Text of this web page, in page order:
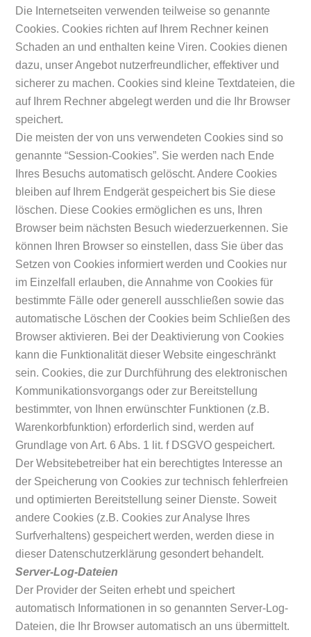
Die Internetseiten verwenden teilweise so genannte
Cookies. Cookies richten auf Ihrem Rechner keinen
Schaden an und enthalten keine Viren. Cookies dienen
dazu, unser Angebot nutzerfreundlicher, effektiver und
sicherer zu machen. Cookies sind kleine Textdateien, die
auf Ihrem Rechner abgelegt werden und die Ihr Browser
speichert.
Die meisten der von uns verwendeten Cookies sind so
genannte “Session-Cookies”. Sie werden nach Ende
Ihres Besuchs automatisch gelöscht. Andere Cookies
bleiben auf Ihrem Endgerät gespeichert bis Sie diese
löschen. Diese Cookies ermöglichen es uns, Ihren
Browser beim nächsten Besuch wiederzuerkennen. Sie
können Ihren Browser so einstellen, dass Sie über das
Setzen von Cookies informiert werden und Cookies nur
im Einzelfall erlauben, die Annahme von Cookies für
bestimmte Fälle oder generell ausschließen sowie das
automatische Löschen der Cookies beim Schließen des
Browser aktivieren. Bei der Deaktivierung von Cookies
kann die Funktionalität dieser Website eingeschränkt
sein. Cookies, die zur Durchführung des elektronischen
Kommunikationsvorgangs oder zur Bereitstellung
bestimmter, von Ihnen erwünschter Funktionen (z.B.
Warenkorbfunktion) erforderlich sind, werden auf
Grundlage von Art. 6 Abs. 1 lit. f DSGVO gespeichert.
Der Websitebetreiber hat ein berechtigtes Interesse an
der Speicherung von Cookies zur technisch fehlerfreien
und optimierten Bereitstellung seiner Dienste. Soweit
andere Cookies (z.B. Cookies zur Analyse Ihres
Surfverhaltens) gespeichert werden, werden diese in
dieser Datenschutzerklärung gesondert behandelt.
Server-Log-Dateien
Der Provider der Seiten erhebt und speichert
automatisch Informationen in so genannten Server-Log-
Dateien, die Ihr Browser automatisch an uns übermittelt.